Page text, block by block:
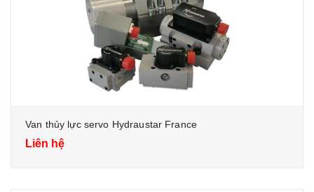
Van thủy lực servo Hydraustar France
Liên hệ